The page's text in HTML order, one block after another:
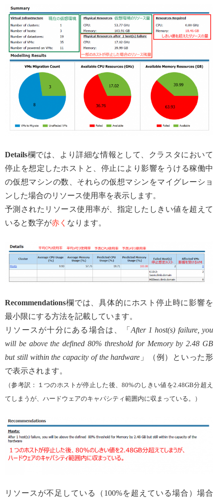
Details欄では、より詳細な情報として、クラスタにおいて
停止を想定したホストと、停止により影響をうける稼働中
の仮想マシンの数、それらの仮想マシンをマイグレーショ
ンした場合のリソース使用率を表示します。
予測されたリソース使用率が、指定したしきい値を超えて
いると数字が赤く なります。
Recommendations欄では、具体的にホスト停止時に影響を
最小限にする方法を記載しています。
リソースが十分にある場合は、「 After 1 host(s) failure, you
will be above the defined 80% threshold for Memory by 2.48 GB
but still within the capacity of the hardware 」（例）といった形
で表示されます。
（参考訳：１つのホストが停止した後、80%のしきい値を2.48GB分超え
てしまうが、ハードウェアのキャパシティ範囲内に収まっている。）
リソースが不足している（100%を超えている場合）場合